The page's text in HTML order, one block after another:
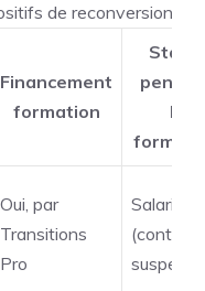
de reconversion
Financement
formation
Statut
la
Oui, par
Transitions
Pro
Salarié
(contrat